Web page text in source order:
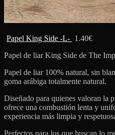
Papel King Side -L- 1.40€
Papel de liar King Side de The
Papel de liar 100% natural, sin
goma arábiga totalmente natural.
Diseñado para quienes valoran la
ofrece una combustión lenta y
experiencia más limpia y
Perfectos para los que buscan lo